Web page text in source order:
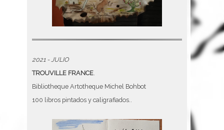
2021 - JULIO
TROUVILLE FRANCE
Bibliotheque Artotheque Michel Bohbot
100 libros pintados y caligrafiados..